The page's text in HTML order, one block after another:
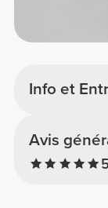
Info et
Avis